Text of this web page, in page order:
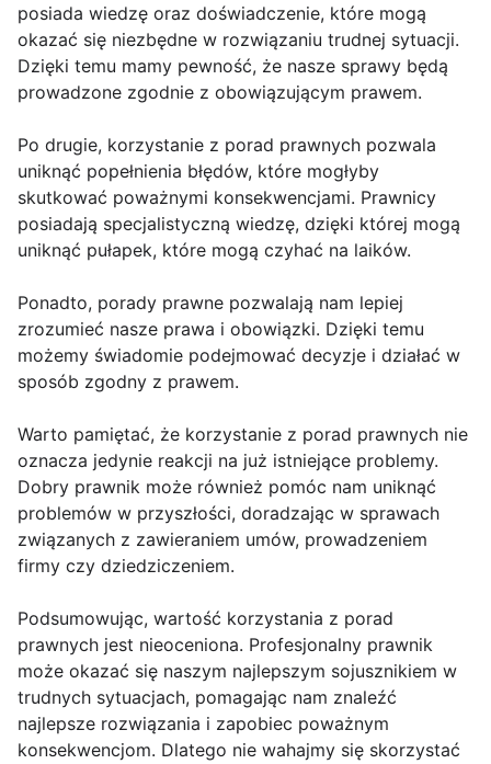
posiada wiedzę oraz doświadczenie, które mogą
okazać się niezbędne w rozwiązaniu trudnej sytuacji.
Dzięki temu mamy pewność, że nasze sprawy będą
prowadzone zgodnie z obowiązującym prawem.
Po drugie, korzystanie z porad prawnych pozwala
uniknąć popełnienia błędów, które mogłyby
skutkować poważnymi konsekwencjami. Prawnicy
posiadają specjalistyczną wiedzę, dzięki której mogą
uniknąć pułapek, które mogą czyhać na laików.
Ponadto, porady prawne pozwalają nam lepiej
zrozumieć nasze prawa i obowiązki. Dzięki temu
możemy świadomie podejmować decyzje i działać w
sposób zgodny z prawem.
Warto pamiętać, że korzystanie z porad prawnych nie
oznacza jedynie reakcji na już istniejące problemy.
Dobry prawnik może również pomóc nam uniknąć
problemów w przyszłości, doradzając w sprawach
związanych z zawieraniem umów, prowadzeniem
firmy czy dziedziczeniem.
Podsumowując, wartość korzystania z porad
prawnych jest nieoceniona. Profesjonalny prawnik
może okazać się naszym najlepszym sojusznikiem w
trudnych sytuacjach, pomagając nam znaleźć
najlepsze rozwiązania i zapobiec poważnym
konsekwencjom. Dlatego nie wahajmy się skorzystać